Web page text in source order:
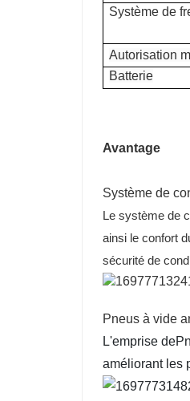
Système de
Autorisation
Batterie
Avantage
Système de
Le système de
ainsi le confort
sécurité de
Pneus à vide
L'emprise de
améliorant les